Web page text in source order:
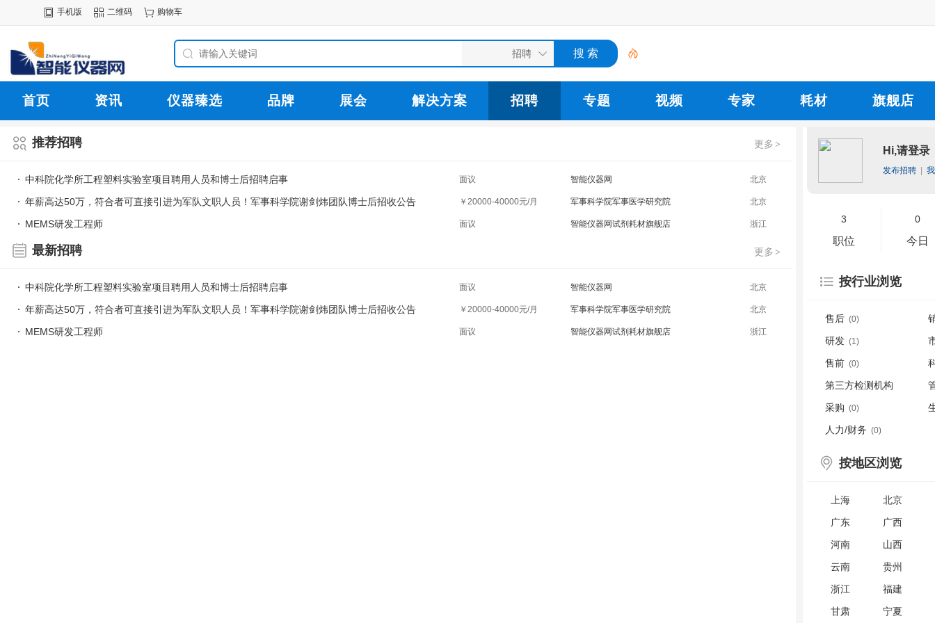
手机版 二维码 购物车
首页 资讯 仪器臻选 品牌 展会 解决方案 招聘 专题 视频 专家 耗材 旗舰店
更多 >
推荐招聘
中科院化学所工程塑料实验室项目聘用人员和博士后招聘启事 面议 智能仪器网 北京
年薪高达50万，符合者可直接引进为军队文职人员！军事科学院谢剑炜团队博士后招收公告 ￥20000-40000元/月 军事科学院军事医学研究院 北京
MEMS研发工程师 面议 智能仪器网试剂耗材旗舰店 浙江
更多 >
最新招聘
中科院化学所工程塑料实验室项目聘用人员和博士后招聘启事 面议 智能仪器网 北京
年薪高达50万，符合者可直接引进为军队文职人员！军事科学院谢剑炜团队博士后招收公告 ￥20000-40000元/月 军事科学院军事医学研究院 北京
MEMS研发工程师 面议 智能仪器网试剂耗材旗舰店 浙江
Hi,请登录
发布招聘
3
职位
0
今日
按行业浏览
售后 (0)
研发 (1)
售前 (0)
第三方检测机构
(0)
采购 (0)
人力/财务 (0)
按地区浏览
上海 北京
广东
广西
河南
山西
云南
贵州
浙江
福建
甘肃
宁夏